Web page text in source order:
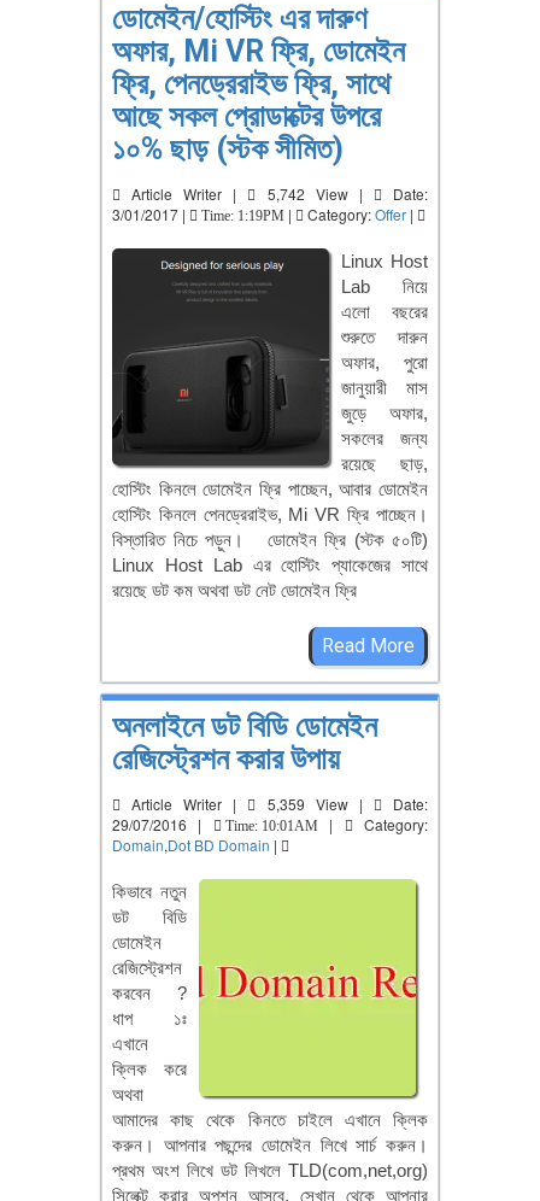
ডোমেইন/হোস্টিং এর দারুণ
অফার, Mi VR ফ্রি, ডোমেইন
ফ্রি, পেনড্রেরাইভ ফ্রি, সাথে
আছে সকল প্রোডাক্টের উপরে
১০% ছাড় (স্টক সীমিত)
Article Writer | 5,742 View |
Date:
3/01/2017 |
Time: 1:19PM | Category:Offer |
Linux Host
Lab নিয়ে
এলো বছরের
শুরুতে দারুন
অফার, পুরো
জানুয়ারী মাস
জুড়ে অফার,
সকলের জন্য
রয়েছে ছাড়,
হোস্টিং কিনলে ডোমেইন ফ্রি পাচ্ছেন, আবার ডোমেইন
হোস্টিং কিনলে পেনড্রেরাইভ, Mi VR ফ্রি পাচ্ছেন।
বিস্তারিত নিচে পড়ুন। ডোমেইন ফ্রি (স্টক ৫০টি)
Linux Host Lab এর হোস্টিং প্যাকেজের সাথে
রয়েছে ডট কম অথবা ডট নেট ডোমেইন ফ্রি
Read More
অনলাইনে ডট বিডি ডোমেইন
রেজিস্ট্রেশন করার উপায়
Article Writer | 5,359 View |
Date:
29/07/2016 |
Time: 10:01AM |
Category:
Domain,Dot BD Domain |
কিভাবে নতুন
ডট বিডি
ডোমেইন
রেজিস্ট্রেশন
করবেন ?
ধাপ ১ঃ
এখানে
ক্লিক করে
অথবা
আমাদের কাছ থেকে কিনতে চাইলে এখানে ক্লিক
করুন। আপনার পছন্দের ডোমেইন লিখে সার্চ করুন।
প্রথম অংশ লিখে ডট লিখলে TLD(com,net,org)
সিলেক্ট করার অপশন আসবে, সেখান থেকে আপনার